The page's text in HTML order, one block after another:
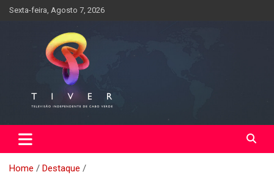
SkipSexta-feira, Agosto 7, 2026
Home
Destaque